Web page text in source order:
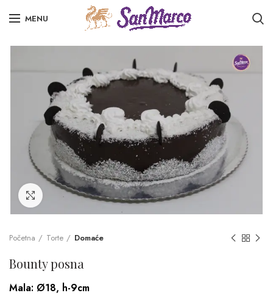
MENU
Click to enlarge
Početna Torte Domaće
Bounty posna
Mala: Ø18, h-9cm